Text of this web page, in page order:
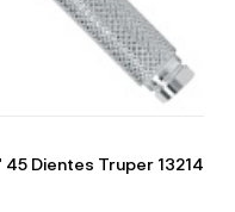
Dientes Truper 13214